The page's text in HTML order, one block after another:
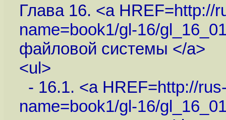
Глава 16. <a HREF=http://
name=book1/gl-16/
файловой системы </a>
<ul>
- 16.1. <a HREF=http://
name=book1/gl-16/